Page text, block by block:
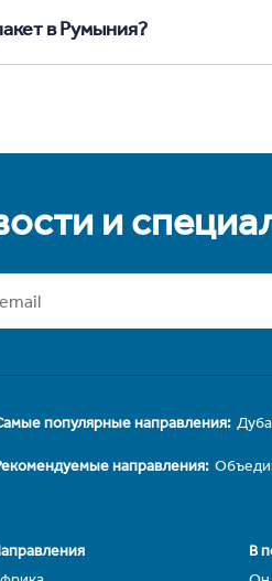
в Румыния?
и
популярные направления:
направления:
В